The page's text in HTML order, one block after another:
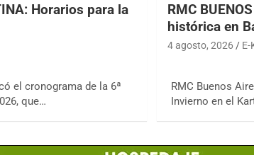
Horarios para la
el cronograma de la 6ª
que…
RMC
histórica en
4 agosto, 2026 E-
RMC Buenos
Invierno en el